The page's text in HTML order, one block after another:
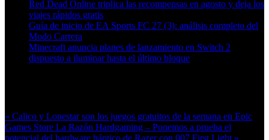
Red Dead Online triplica las recompensas en agosto y deja los
viajes rápidos gratis
Guía de inicio de EA Sports FC 27 (3): análisis completo del
Modo Carrera
Minecraft anuncia planes de lanzamiento en Switch 2
dispuesto a iluminar hasta el último bloque
« Calico y Lonestar son los juegos gratuitos de la semana en Epic
Games Store La Razón Hardgaming – Ponemos a prueba el
potencial del hardware háptico de Razer con 007 First Light »